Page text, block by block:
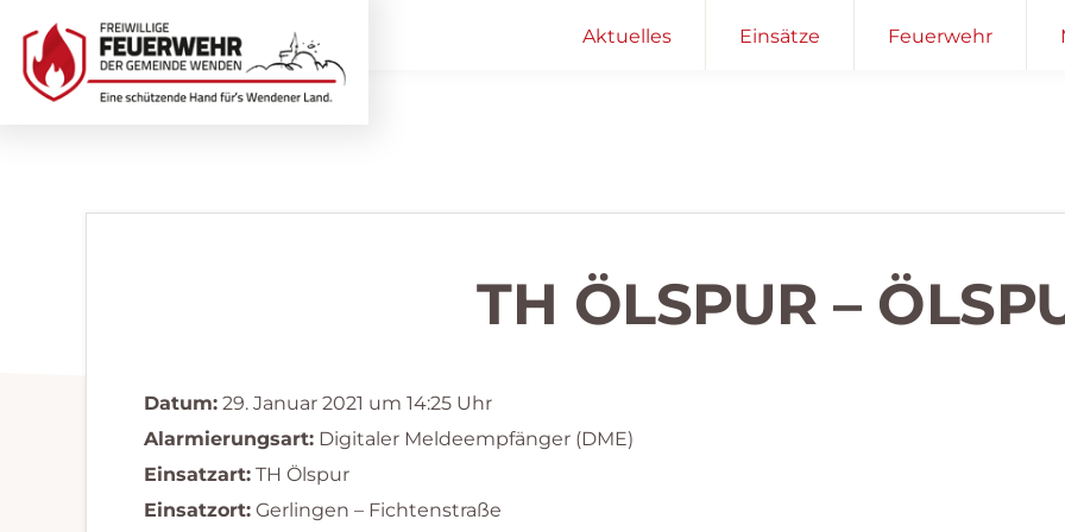
Hauptnavigation
springen
Inhalt
springen
Aktuelles Einsätze Feuerwehr
TH ÖLSPUR –
Datum: 29. Januar 2021 um 14:25 Uhr
Alarmierungsart: Digitaler Meldeempfänger (DME)
Einsatzart: TH Ölspur
Einsatzort: Gerlingen – Fichtenstraße